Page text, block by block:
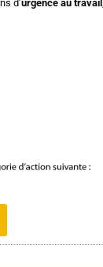
d’urgence au travail